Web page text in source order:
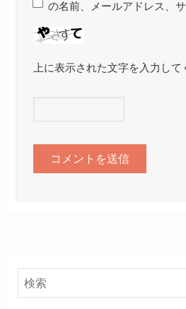
の名前、メールアドレス、サ
上に表示された文字を入力して